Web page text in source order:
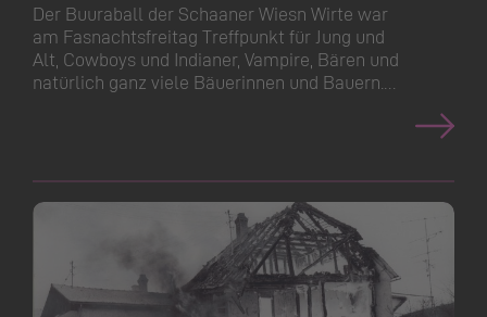
Der Buuraball der Schaaner Wiesn Wirte war
am Fasnachtsfreitag Treffpunkt für Jung und
Alt, Cowboys und Indianer, Vampire, Bären und
natürlich ganz viele Bäuerinnen und Bauern.…